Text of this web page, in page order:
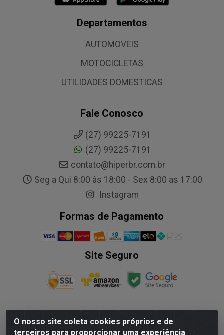
O nosso site coleta cookies próprios e de
terceiros para proporcionar uma experiência
Departamentos
AUTOMOVEIS
MOTOCICLETAS
UTILIDADES DOMESTICAS
Fale Conosco
(27) 99225-7191
(27) 99225-7191
contato@hiperbr.com.br
Seg a Qui 8:00 às 18:00 - Sex 8:00 as 17:00
Instagram
Formas de Pagamento
Site Seguro
NALESSO DISTRIBUIDORA DE AUTO PECAS LTDA - Rua